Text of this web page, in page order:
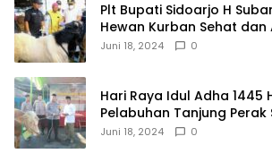
Plt Bupati Sidoarjo H
Hewan Kurban Sehat dan
Juni 18, 2024 0
Hari Raya Idul Adha 1445
Pelabuhan Tanjung Perak
Hewan Korban.
Juni 18, 2024 0